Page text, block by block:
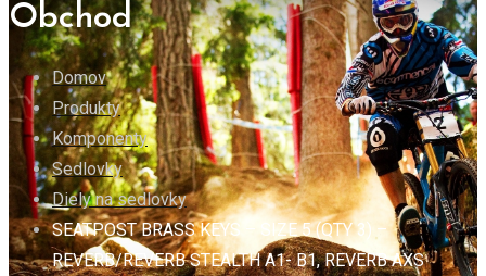
Obchod
Domov
Produkty
Komponenty
Sedlovky
Diely na sedlovky
SEATPOST BRASS KEYS – SIZE 5 (QTY 3) –
REVERB/REVERB STEALTH A1- B1, REVERB AXS